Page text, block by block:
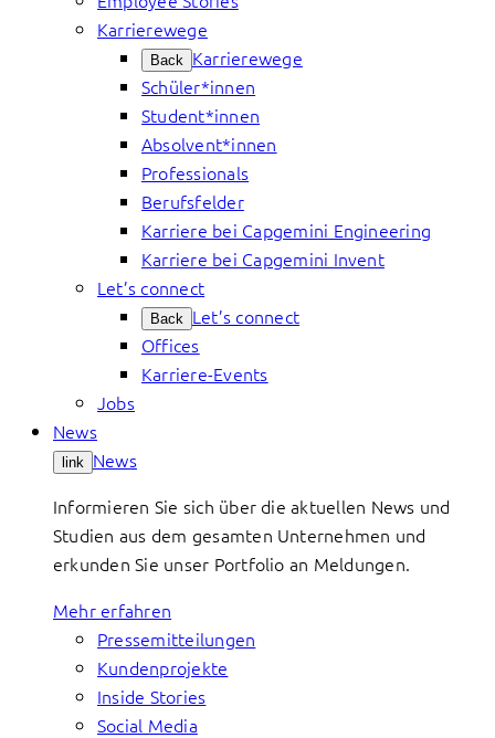
Karrierewege
Back Karrierewege
Schüler*innen
Student*innen
Absolvent*innen
Professionals
Berufsfelder
Karriere bei Capgemini Engineering
Karriere bei Capgemini Invent
Let’s connect
Back Let’s connect
Offices
Karriere-Events
Jobs
News
link News
Informieren Sie sich über die aktuellen News und
Studien aus dem gesamten Unternehmen und
erkunden Sie unser Portfolio an Meldungen.
Mehr erfahren
Pressemitteilungen
Kundenprojekte
Inside Stories
Social Media